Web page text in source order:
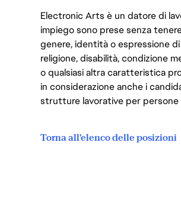
Electronic Arts è un datore di
impiego sono prese senza
genere, identità o espressione
religione, disabilità, condizione
o qualsiasi altra caratteristica
in considerazione anche i
strutture lavorative per persone
Torna all'elenco delle posizioni